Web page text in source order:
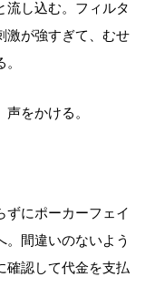
流し込む。フィルタ
激が強すぎて、むせ
をかける。
ずにポーカーフェイ
。間違いのないよう
確認して代金を支払